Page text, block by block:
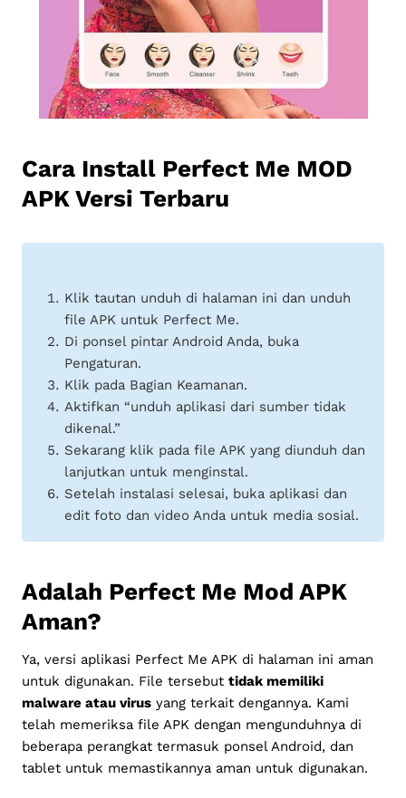
Cara Install Perfect Me MOD
APK Versi Terbaru
Klik tautan unduh di halaman ini dan unduh
file APK untuk Perfect Me.
Di ponsel pintar Android Anda, buka
Pengaturan.
Klik pada Bagian Keamanan.
Aktifkan “unduh aplikasi dari sumber tidak
dikenal.”
Sekarang klik pada file APK yang diunduh dan
lanjutkan untuk menginstal.
Setelah instalasi selesai, buka aplikasi dan
edit foto dan video Anda untuk media sosial.
Adalah Perfect Me Mod APK
Aman?
Ya, versi aplikasi Perfect Me APK di halaman ini aman
untuk digunakan. File tersebut tidak memiliki
malware atau virus yang terkait dengannya. Kami
telah memeriksa file APK dengan mengunduhnya di
beberapa perangkat termasuk ponsel Android, dan
tablet untuk memastikannya aman untuk digunakan.